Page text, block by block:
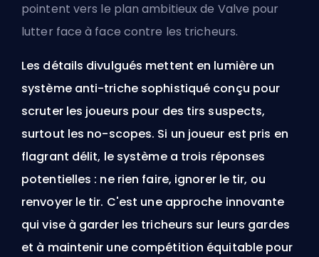
pointent vers le plan ambitieux de Valve pour
lutter face à face contre les tricheurs.
Les détails divulgués mettent en lumière un
système anti-triche sophistiqué conçu pour
scruter les joueurs pour des tirs suspects,
surtout les no-scopes. Si un joueur est pris en
flagrant délit, le système a trois réponses
potentielles : ne rien faire, ignorer le tir, ou
renvoyer le tir. C'est une approche innovante
qui vise à garder les tricheurs sur leurs gardes
et à maintenir une compétition équitable pour